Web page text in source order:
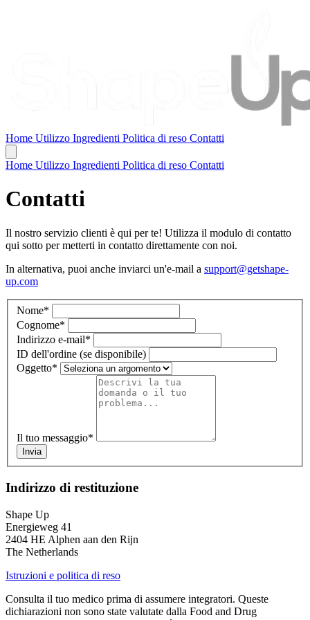
Home Utilizzo Ingredienti Politica di reso Contatti
Home Utilizzo Ingredienti Politica di reso Contatti
Contatti
Il nostro servizio clienti è qui per te! Utilizza il modulo di contatto
qui sotto per metterti in contatto direttamente con noi.
In alternativa, puoi anche inviarci un'e-mail a support@getshape-
up.com
Nome*
Cognome*
Indirizzo e-mail*
ID dell'ordine (se disponibile)
Oggetto*
Il tuo messaggio*
Invia
Indirizzo di restituzione
Shape Up
Energieweg 41
2404 HE Alphen aan den Rijn
The Netherlands
Istruzioni e politica di reso
Consulta il tuo medico prima di assumere integratori. Queste
dichiarazioni non sono state valutate dalla Food and Drug